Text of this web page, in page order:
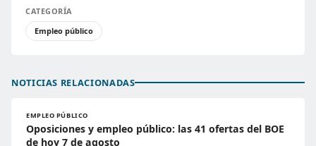
CATEGORÍA
Empleo público
NOTICIAS RELACIONADAS
EMPLEO PÚBLICO
Oposiciones y empleo público: las 41 ofertas del BOE
de hoy 7 de agosto